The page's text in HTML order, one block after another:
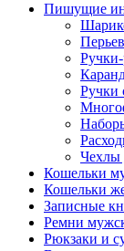
Пишущие
Ручки
Чехлы
Кошельки
Кошельки
Записные
Ремни
Рюкзаки и